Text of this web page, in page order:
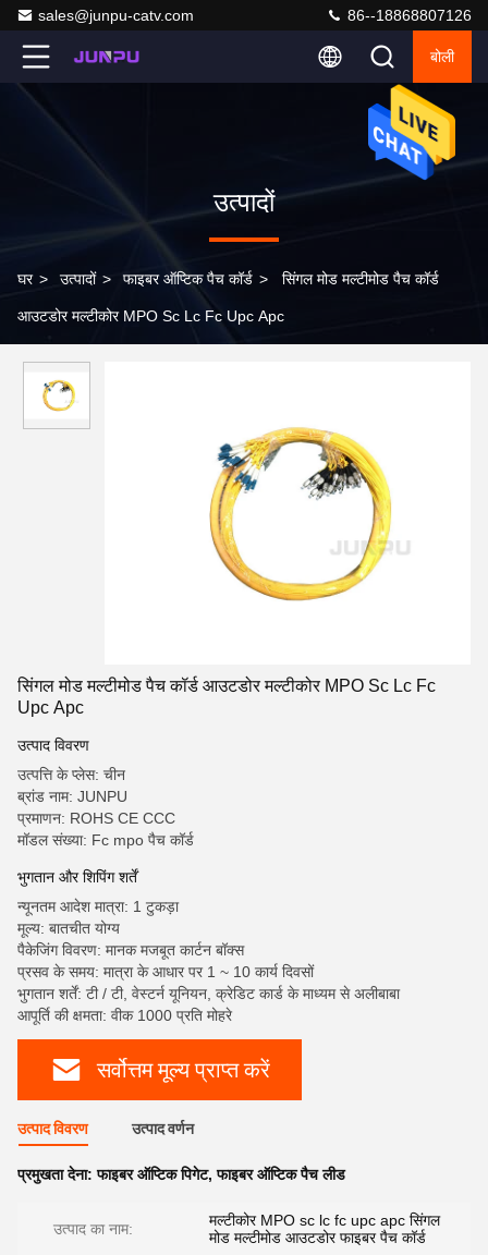
sales@junpu-catv.com 86--18868807126
बोली
उत्पादों
घर > उत्पादों > फाइबर ऑप्टिक पैच कॉर्ड > सिंगल मोड मल्टीमोड पैच कॉर्ड
आउटडोर मल्टीकोर MPO Sc Lc Fc Upc Apc
सिंगल मोड मल्टीमोड पैच कॉर्ड आउटडोर मल्टीकोर MPO Sc Lc Fc
Upc Apc
उत्पाद विवरण
उत्पत्ति के प्लेस: चीन
ब्रांड नाम: JUNPU
प्रमाणन: ROHS CE CCC
मॉडल संख्या: Fc mpo पैच कॉर्ड
भुगतान और शिपिंग शर्तें
न्यूनतम आदेश मात्रा: 1 टुकड़ा
मूल्य: बातचीत योग्य
पैकेजिंग विवरण: मानक मजबूत कार्टन बॉक्स
प्रसव के समय: मात्रा के आधार पर 1 ~ 10 कार्य दिवसों
भुगतान शर्तें: टी / टी, वेस्टर्न यूनियन, क्रेडिट कार्ड के माध्यम से अलीबाबा
आपूर्ति की क्षमता: वीक 1000 प्रति मोहरे
सर्वोत्तम मूल्य प्राप्त करें
उत्पाद विवरण उत्पाद वर्णन
प्रमुखता देना:फाइबर ऑप्टिक पिगेट,फाइबर ऑप्टिक पैच लीड
उत्पाद का नाम:
मल्टीकोर MPO sc lc fc upc apc सिंगल
मोड मल्टीमोड आउटडोर फाइबर पैच कॉर्ड